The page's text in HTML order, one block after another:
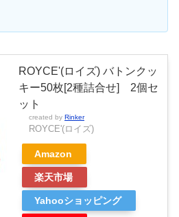
ROYCE'(ロイズ) バトンクッ
キー50枚[2種詰合せ] 2個セ
ット
created by Rinker
ROYCE'(ロイズ)
Amazon
楽天市場
Yahooショッピング